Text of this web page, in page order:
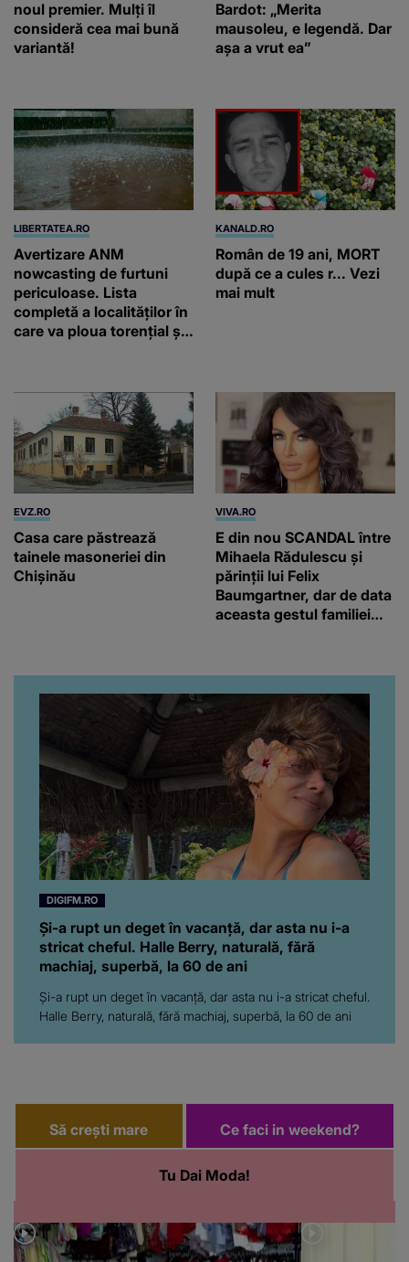
noul premier. Mulți îl
consideră cea mai bună
variantă!
Bardot: „Merita
mausoleu, e legendă. Dar
așa a vrut ea”
LIBERTATEA.RO
Avertizare ANM
nowcasting de furtuni
periculoase. Lista
completă a localităților în
care va ploua torențial și
KANALD.RO
Român de 19 ani, MORT
după ce a cules r... Vezi
mai mult
EVZ.RO
Casa care păstrează
tainele masoneriei din
Chişinău
VIVA.RO
E din nou SCANDAL între
Mihaela Rădulescu și
părinții lui Felix
Baumgartner, dar de data
aceasta gestul familiei
noastră! Fostei
prezentatoare nici că-i
vine să creadă că s-a
ajuns până aici, dar e
adevărat, au făcut-o și pe
asta! Și ce a ieșit la iveală
ar fi prea mult pentru
oricine: "Cu… mine, fata
româncă...”
DIGIFM.RO
Și-a rupt un deget în vacanță, dar asta nu i-a
stricat cheful. Halle Berry, naturală, fără
machiaj, superbă, la 60 de ani
Și-a rupt un deget în vacanță, dar asta nu i-a stricat cheful.
Halle Berry, naturală, fără machiaj, superbă, la 60 de ani
Să crești mare
Tu Dai Moda!
Ce faci in weekend?